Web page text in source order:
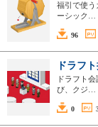
福引で使う
ーシック…
96
ドラフ
ドラフト
び、クジ…
0